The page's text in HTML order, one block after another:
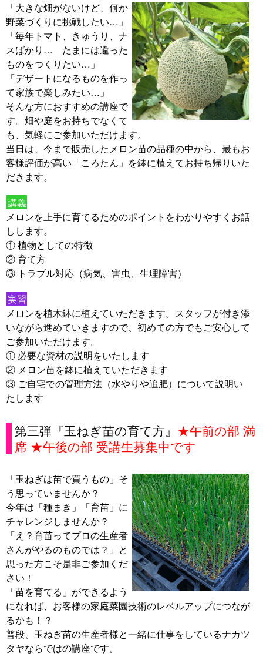
「大きな畑がないけど、何か
野菜づくりに挑戦したい…」
「毎年トマト、きゅうり、ナ
スばかり… たまには違った
ものをつくりたい…」
「デザートになるものを作っ
て家族で楽しみたい…」
そんな方におすすめの講座で
す。畑や庭をお持ちでなくて
も、気軽にご参加いただけます。
当日は、今まで販売したメロン苗の品種の中から、最もお
客様評価が高い「ころたん」を鉢に植えてお持ち帰りいた
だきます。
講義
メロンを上手に育てるためのポイントをわかりやすくお話
しします。
① 植物としての特徴
② 育て方
③ トラブル対応（病気、害虫、生理障害）
実習
メロンを植木鉢に植えていただきます。スタッフが付き添
いながら進めていきますので、初めての方でもご安心して
ご参加いただけます。
① 必要な資材の説明をいたします
② メロン苗を鉢に植えていただきます
③ ご自宅での管理方法（水やりや追肥）について説明い
たします
第三弾『玉ねぎ苗の育て方』 ★午前の部 満
席 ★午後の部 受講生募集中です
「玉ねぎは苗で買うもの」そ
う思っていませんか？
今年は「種まき」「育苗」に
チャレンジしませんか？
「え？育苗ってプロの生産者
さんがやるのものでは？」と
思った方こそ是非ご参加くだ
さい！
「苗を育てる」ができるよう
になれば、お客様の家庭菜園技術のレベルアップにつなが
るかも！？
普段、玉ねぎ苗の生産者様と一緒に仕事をしているナカツ
タヤならではの講座です。